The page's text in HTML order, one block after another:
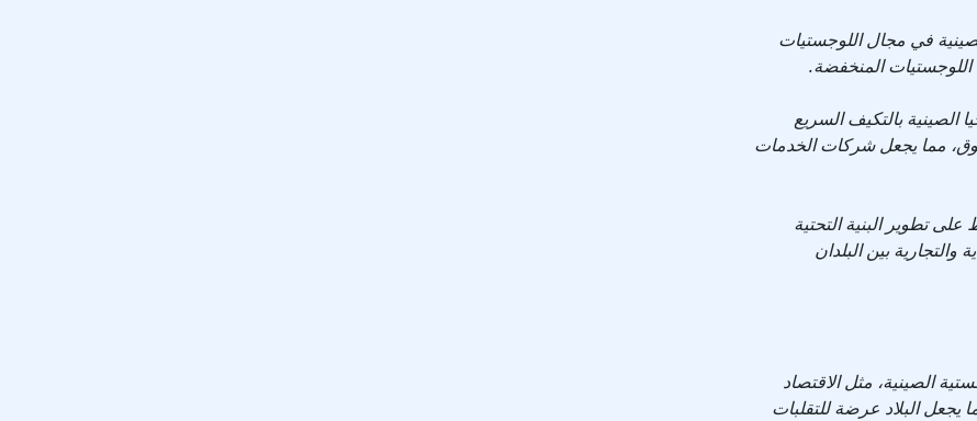
في مجال اللوجستيات
اللوجستيات المنخفضة.
الصينية بالتكيف السريع
مما يجعل شركات الخدمات
تطوير البنية التحتية
بين البلدان
الصينية، مثل الاقتصاد
البلاد عرضة للتقلبات